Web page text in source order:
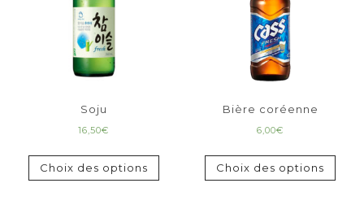
Soju
16,50€
Choix des options
Bière coréenne
6,00€
Choix des options